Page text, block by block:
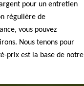
pour un entretien
régulière de
vous pouvez
Nous tenons pour
prix est la base de notre